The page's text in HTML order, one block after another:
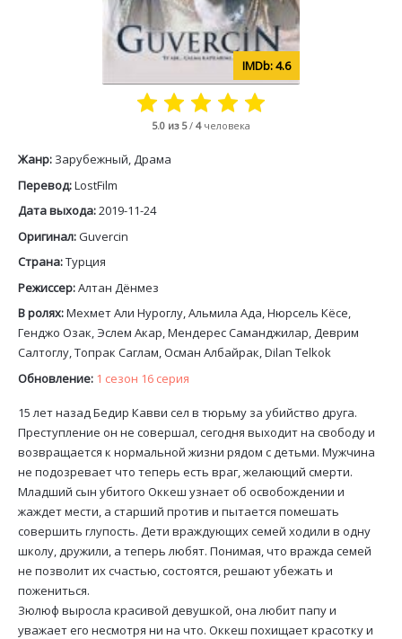
4.6
5.0 из 5/ 4 человека
Жанр: Зарубежный, Драма
Перевод:LostFilm
Дата выхода:2019-11-24
Оригинал:Guvercin
Страна:Турция
Режиссер:Алтан Дёнмез
В ролях:Мехмет Али Нуроглу, Альмила Ада, Нюрсель Кёсе,
Генджо Озак, Эслем Акар, Мендерес Саманджилар, Деврим
Салтоглу, Топрак Саглам, Осман Албайрак, Dilan Telkok
Обновление: 1 сезон 16 серия
15 лет назад Бедир Кавви сел в тюрьму за убийство друга.
Преступление он не совершал, сегодня выходит на свободу и
возвращается к нормальной жизни рядом с детьми. Мужчина
не подозревает что теперь есть враг, желающий смерти.
Младший сын убитого Оккеш узнает об освобождении и
жаждет мести, а старший против и пытается помешать
совершить глупость. Дети враждующих семей ходили в одну
школу, дружили, а теперь любят. Понимая, что вражда семей
не позволит их счастью, состоятся, решают убежать и
пожениться.
Зюлюф выросла красивой девушкой, она любит папу и
уважает его несмотря ни на что. Оккеш похищает красотку и